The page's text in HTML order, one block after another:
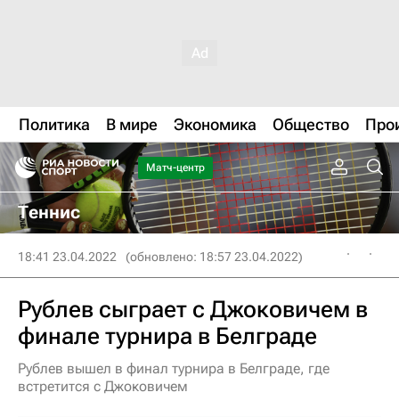
Политика В мире Экономика Общество
Матч-центр
Теннис
18:41 23.04.2022 (обновлено: 18:57 23.04.2022)
Рублев сыграет с Джоковичем в
финале турнира в Белграде
Рублев вышел в финал турнира в Белграде, где
встретится с Джоковичем